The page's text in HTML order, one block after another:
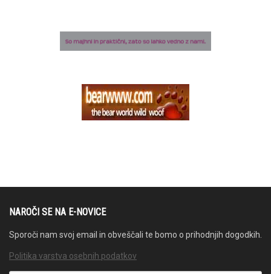
NAROČI SE NA E-NOVICE
Sporoči nam svoj email in obveščali te bomo o prihodnjih dogodkih.
Politika varstva osebnih podatkov